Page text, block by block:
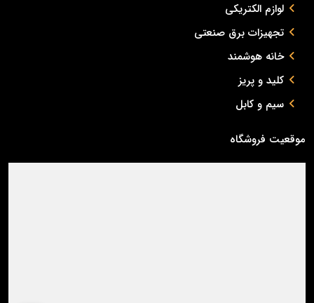
لوازم الکتریکی
تجهیزات برق صنعتی
خانه هوشمند
کلید و پریز
سیم و کابل
موقعیت فروشگاه